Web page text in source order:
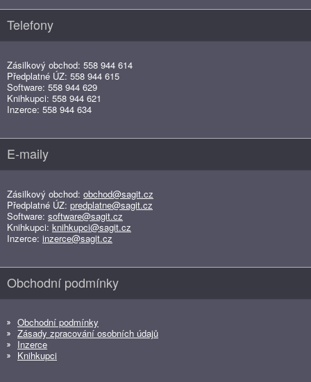
Telefony
Zásilkový obchod: 558 944 614
Předplatné ÚZ: 558 944 615
Software: 558 944 629
Knihkupci: 558 944 621
Inzerce: 558 944 634
E-maily
Zásilkový obchod: obchod@sagit.cz
Předplatné ÚZ: predplatne@sagit.cz
Software: software@sagit.cz
Knihkupci: knihkupci@sagit.cz
Inzerce: inzerce@sagit.cz
Obchodní podmínky
Obchodní podmínky
Zásady zpracování osobních údajů
Inzerce
Knihkupci